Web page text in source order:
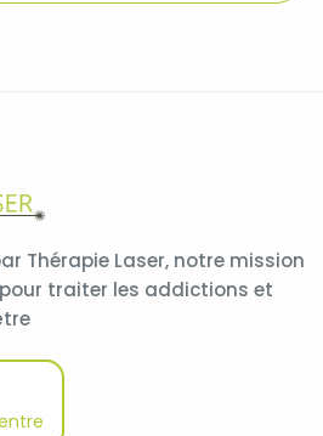
Thérapie Laser, notre mission
traiter les addictions et